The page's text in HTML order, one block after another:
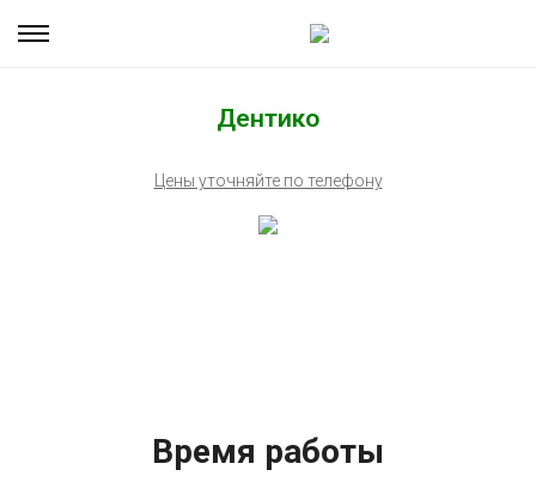
Дентико
Цены уточняйте по телефону
Время работы